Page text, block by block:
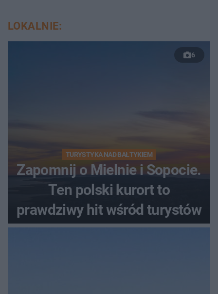
LOKALNIE:
6
TURYSTYKA NAD BAŁTYKIEM
Zapomnij o Mielnie i Sopocie.
Ten polski kurort to
prawdziwy hit wśród turystów